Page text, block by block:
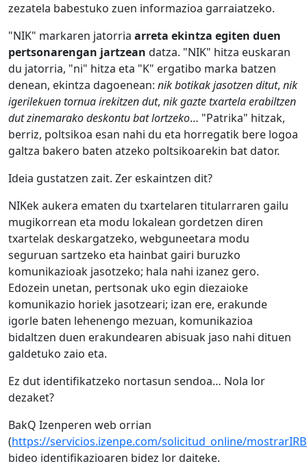
zezatela babestuko zuen informazioa garraiatzeko.
"NIK" markaren jatorria arreta ekintza egiten duen
pertsonarengan jartzean datza. "NIK" hitza euskaran
du jatorria, "ni" hitza eta "K" ergatibo marka batzen
denean, ekintza dagoenean: nik botikak jasotzen ditut, nik
igerilekuen tornua irekitzen dut, nik gazte txartela erabiltzen
dut zinemarako deskontu bat lortzeko… "Patrika" hitzak,
berriz, poltsikoa esan nahi du eta horregatik bere logoa
galtza bakero baten atzeko poltsikoarekin bat dator.
Ideia gustatzen zait. Zer eskaintzen dit?
NIKek aukera ematen du txartelaren titularraren gailu
mugikorrean eta modu lokalean gordetzen diren
txartelak deskargatzeko, webguneetara modu
seguruan sartzeko eta hainbat gairi buruzko
komunikazioak jasotzeko; hala nahi izanez gero.
Edozein unetan, pertsonak uko egin diezaioke
komunikazio horiek jasotzeari; izan ere, erakunde
igorle baten lehenengo mezuan, komunikazioa
bidaltzen duen erakundearen abisuak jaso nahi dituen
galdetuko zaio eta.
Ez dut identifikatzeko nortasun sendoa… Nola lor
dezaket?
BakQ Izenperen web orrian
(https://servicios.izenpe.com/solicitud_online/
bideo identifikazioaren bidez lor daiteke.